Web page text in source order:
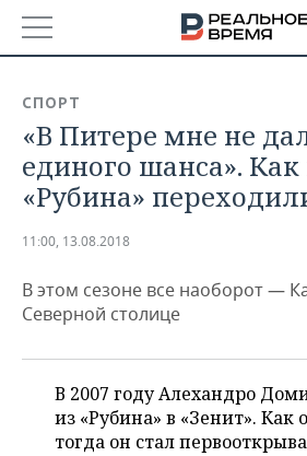
БАШКОРТОСТАН
ТАТАРСТАН
НОВОСТИ
АНАЛИТИКА
ДЕКЛАРАЦИИ О ДОХОДАХ
КОРОЛИ ГОСЗАКАЗА ПФО
КОМУ ПРИНАДЛЕЖАТ
ТОРГОВЫЕ ЦЕНТРЫ
НОВОСТИ ЭКОНОМИКИ
ФИНАНСЫ
БЮДЖЕТ
ПРОМЫШЛЕННОСТЬ
НОВОСТИ
АГРОПРОМ
МАШИНОСТРОЕНИЕ
НЕДВИЖИМОСТЬ
НОВОСТИ АВТО
БИЗНЕС
СПОРТ
«В Питере мне не
единого шанса».
«Рубина»
11:00, 13.08.2018
В этом сезоне все наоборот —
Северной столице
В 2007 году Алехандро
из «Рубина» в «Зенит». Как
тогда он стал